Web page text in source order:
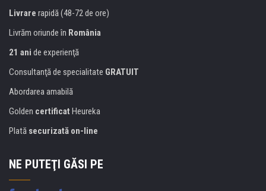
Livrare rapidă (48-72 de ore)
Livrăm oriunde în România
21 ani de experienţă
Consultanţă de specialitate GRATUIT
Abordarea amabilă
Golden certificat Heureka
Plată securizată on-line
NE PUTEŢI GĂSI PE